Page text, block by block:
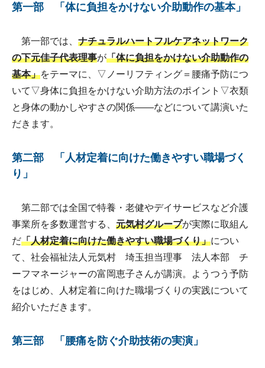
第一部 「体に負担をかけない介助動作の基本」
第一部では、 ナチュラルハートフルケアネットワーク
の下元佳子代表理事が「体に負担をかけない介助動作の
基本」をテーマに、▽ノーリフティング＝腰痛予防につ
いて▽身体に負担をかけない介助方法のポイント▽衣類
と身体の動かしやすさの関係――などについて講演いた
だきます。
第二部 「人材定着に向けた働きやすい職場づく
り」
第二部では全国で特養・老健やデイサービスなど介護
事業所を多数運営する、 元気村グループが実際に取組ん
だ「人材定着に向けた働きやすい職場づくり」につい
て、社会福祉法人元気村 埼玉担当理事 法人本部 チ
ーフマネージャーの富岡恵子さんが講演。ようつう予防
をはじめ、人材定着に向けた職場づくりの実践について
紹介いただきます。
第三部 「腰痛を防ぐ介助技術の実演」